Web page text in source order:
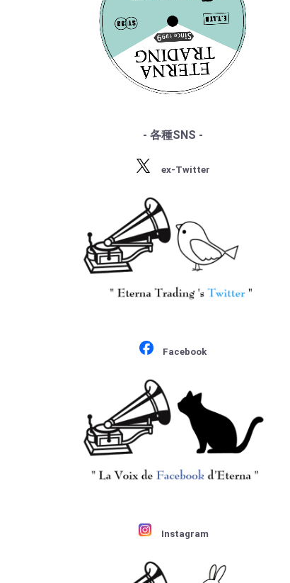
・シュトラウス家
・ブラームス
・サン・サーンス
・チャイコフスキー
・ドヴォルザーク
・グリーグ
・マーラー
・R.シュトラウス
・シベリウス
・スクリャービン
・ラフマニノフ
・ラヴェル
・バルトーク
・ストラヴィンスキー
・プロコフィエフ
・ショスタコーヴィチ
・クリュブ盤
・マイナー盤/プライベート盤
・『エテルナの芸術』
・『アナログ期の名匠たち』
・『デジタル録音の夜明け』
・『ソ連のオーケストラ』
- 各種SNS -
ex-Twitter
Facebook
Instagram